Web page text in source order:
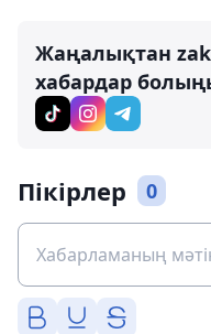
Жаңалықтан
хабардар
Пікірлер 0